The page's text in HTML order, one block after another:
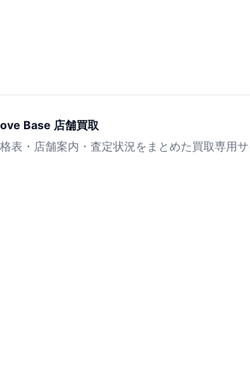
Base 店舗買取
表・店舗案内・査定状況をまとめた買取専用サ